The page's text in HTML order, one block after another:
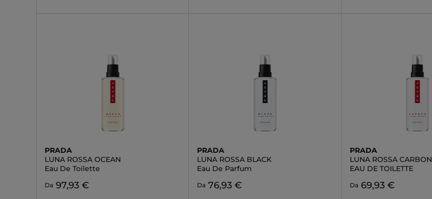
PRADA
LUNA ROSSA OCEAN
Eau De Toilette
Da 97,93 €
PRADA
LUNA ROSSA BLACK
Eau De Parfum
Da 76,93 €
PRADA
LUNA ROSSA CARBON
EAU DE TOILETTE
Da 69,93 €